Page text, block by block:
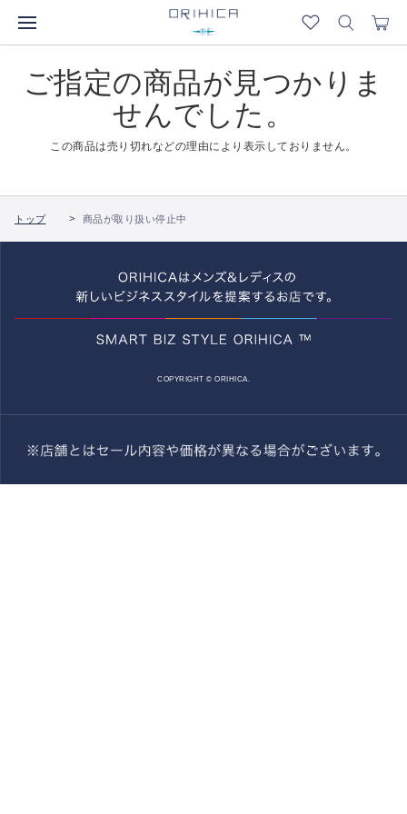
ご指定の商品が見つかりま
せんでした。
この商品は売り切れなどの理由により表示しておりません。
トップ 商品が取り扱い停止中
COPYRIGHT © ORIHICA.